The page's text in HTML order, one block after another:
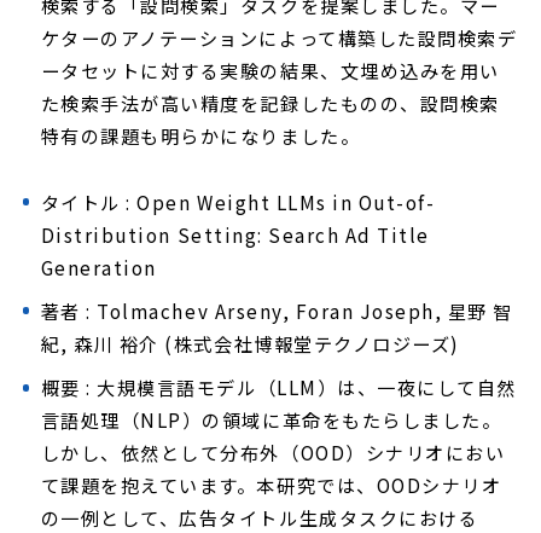
ケターのアノテーションによって構築した設問検索デ
ータセットに対する実験の結果、文埋め込みを用い
た検索手法が高い精度を記録したものの、設問検索
特有の課題も明らかになりました。
タイトル : Open Weight LLMs in Out-of-
Distribution Setting: Search Ad Title
Generation
著者 : Tolmachev Arseny, Foran Joseph, 星野 智
紀, 森川 裕介 (株式会社博報堂テクノロジーズ)
概要 : 大規模言語モデル（LLM）は、一夜にして自然
言語処理（NLP）の領域に革命をもたらしました。
しかし、依然として分布外（OOD）シナリオにおい
て課題を抱えています。本研究では、OODシナリオ
の一例として、広告タイトル生成タスクにおける